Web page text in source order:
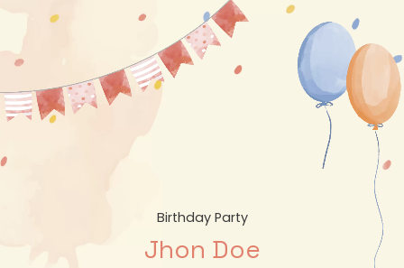
Birthday Party
Jhon Doe